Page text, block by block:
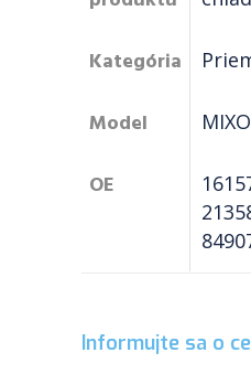
Kategória
Model
OE
Informujte sa o